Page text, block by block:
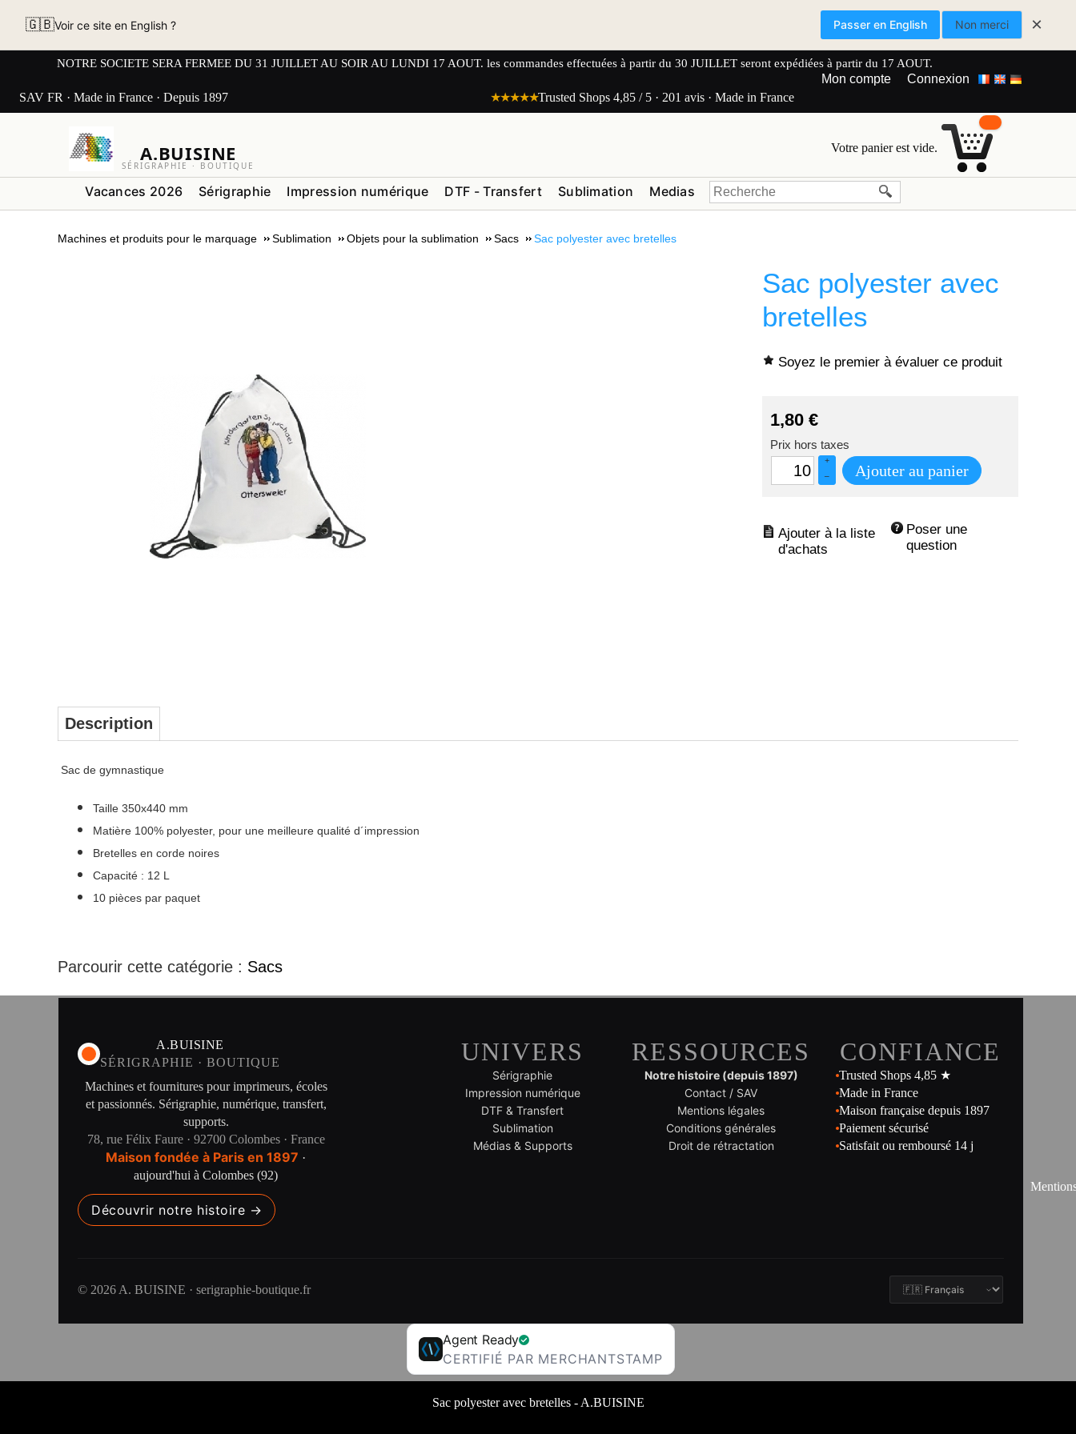
🇬🇧Voir ce site en English ? Passer en English Non merci ×
NOTRE SOCIETE SERA FERMEE DU 31 JUILLET AU SOIR AU LUNDI 17 AOUT. les commandes effectuées à partir du 30 JUILLET seront expédiées à partir du 17 AOUT.
Mon compte
Connexion
SAV FR · Made in France · Depuis 1897
★★★★★Trusted Shops 4,85 / 5 · 201 avis · Made in France
A.BUISINE
SÉRIGRAPHIE · BOUTIQUE
Votre panier est vide.
Vacances 2026 Sérigraphie Impression numérique DTF - Transfert Sublimation Medias
Machines et produits pour le marquage Sublimation Objets pour la sublimation Sacs Sac polyester avec bretelles
Sac polyester avec
bretelles
Soyez le premier à évaluer ce produit
1,80 €
Prix hors taxes
+
–
Ajouter au panier
Poser une
question
Description
Sac de gymnastique
Taille 350x440 mm
Matière 100% polyester, pour une meilleure qualité d´impression
Bretelles en corde noires
Capacité : 12 L
10 pièces par paquet
Parcourir cette catégorie : Sacs
A.BUISINE
SÉRIGRAPHIE · BOUTIQUE
Machines et fournitures pour imprimeurs, écoles
et passionnés. Sérigraphie, numérique, transfert,
supports.
78, rue Félix Faure · 92700 Colombes · France
Maison fondée à Paris en 1897 ·
aujourd'hui à Colombes (92)
Découvrir notre histoire →
UNIVERS
Sérigraphie
Impression numérique
DTF & Transfert
Sublimation
Médias & Supports
RESSOURCES
Notre histoire (depuis 1897)
Contact / SAV
Mentions légales
Conditions générales
Droit de rétractation
CONFIANCE
Trusted Shops 4,85 ★
Made in France
Maison française depuis 1897
Paiement sécurisé
Satisfait ou remboursé 14 j
© 2026 A. BUISINE · serigraphie-boutique.fr
Agent Ready
CERTIFIÉ PAR MERCHANTSTAMP
Sac polyester avec bretelles - A.BUISINE